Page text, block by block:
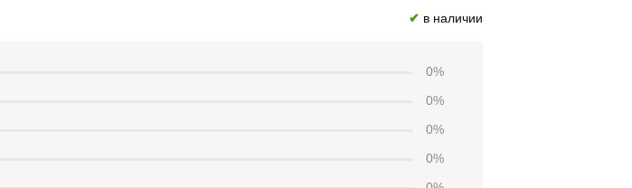
✔ в наличии
0%
0%
0%
0%